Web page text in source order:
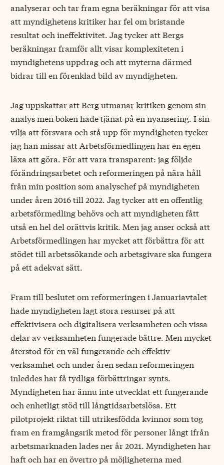
analyserar och tar fram egna beräkningar för att visa
att myndighetens kritiker har fel om bristande
resultat och ineffektivitet. Jag tycker att Bergs
beräkningar framför allt visar komplexiteten i
myndighetens uppdrag och att myterna därmed
bidrar till en förenklad bild av myndigheten.
Jag uppskattar att Berg utmanar kritiken genom sin
analys men boken hade tjänat på en nyansering. I sin
vilja att försvara och stå upp för myndigheten tycker
jag han missar att Arbetsförmedlingen har en egen
läxa att göra. För att vara transparent: jag följde
förändringsarbetet och reformeringen på nära håll
från min position som analyschef på myndigheten
under åren 2016 till 2022. Jag tycker att en offentlig
arbetsförmedling behövs och att myndigheten fått
utså en hel del orättvis kritik. Men jag anser också att
Arbetsförmedlingen har mycket att förbättra för att
stödet till arbetssökande och arbetsgivare ska fungera
på ett adekvat sätt.
Fram till beslutet om reformeringen i Januariavtalet
hade myndigheten lagt stora resurser på att
effektivisera och digitalisera verksamheten och vissa
delar av verksamheten fungerade bättre. Men mycket
återstod för en väl fungerande och effektiv
verksamhet och under åren sedan reformeringen
inleddes har få tydliga förbättringar synts.
Myndigheten har ännu inte utvecklat ett fungerande
och enhetligt stöd till långtidsarbetslösa. Ett
pilotprojekt riktat till utrikesfödda kvinnor som tog
fram en framgångsrik metod för personer långt ifrån
arbetsmarknaden lades ner år 2021. Myndigheten har
haft och har en övertro på möjligheterna med